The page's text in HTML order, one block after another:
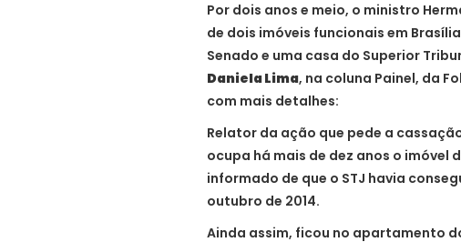
Por dois anos e meio, o ministro
de dois imóveis funcionais em
Senado e uma casa do Superior
Daniela Lima, na coluna Painel, da
com mais detalhes:
Relator da ação que pede a
ocupa há mais de dez anos o imóvel
informado de que o STJ havia
outubro de 2014.
Ainda assim, ficou no apartamento